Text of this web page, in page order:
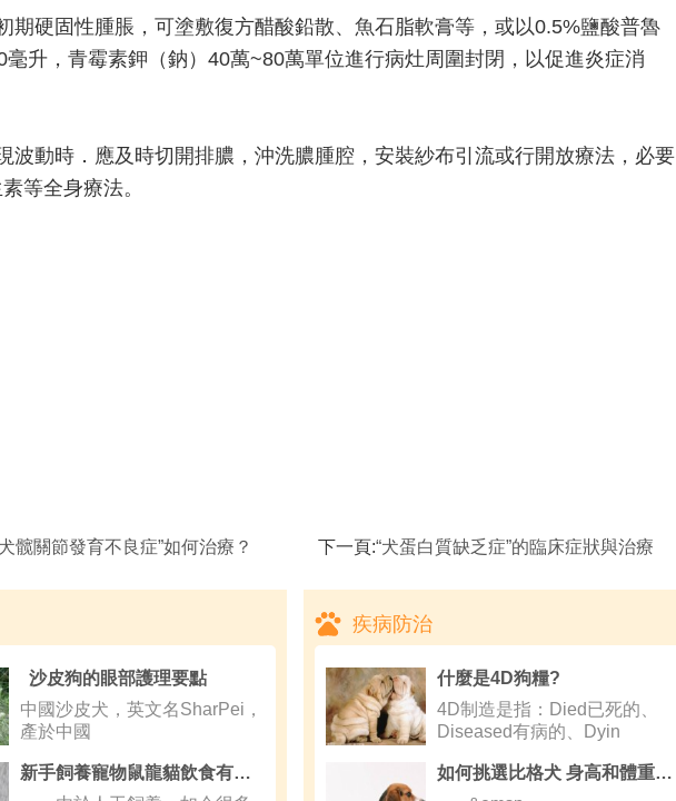
期硬固性腫脹，可塗敷復方醋酸鉛散、魚石脂軟膏等，或以0.5%鹽酸普魯
升，青霉素鉀（鈉）40萬~80萬單位進行病灶周圍封閉，以促進炎症消
波動時．應及時切開排膿，沖洗膿腫腔，安裝紗布引流或行開放療法，必要
等全身療法。
髋關節發育不良症”如何治療？ 下一頁:“犬蛋白質缺乏症”的臨床症狀與治療
沙皮狗的眼部護理要點
中國沙皮犬，英文名SharPei，
產於中國
新手飼養寵物鼠龍貓飲食有哪些需要注意？
疾病防治
什麼是4D狗糧?
4D制造是指：Died已死的、
Diseased有病的、Dyin
如何挑選比格犬 身高和體重要符合標准